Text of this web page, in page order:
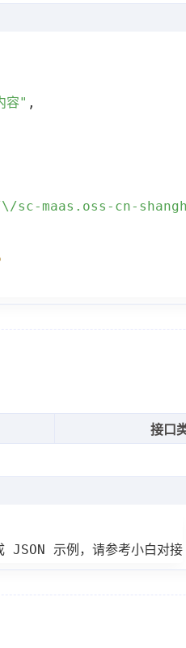
容" ,
maas.oss-cn-
接口
JSON 示例，请参考小白对接